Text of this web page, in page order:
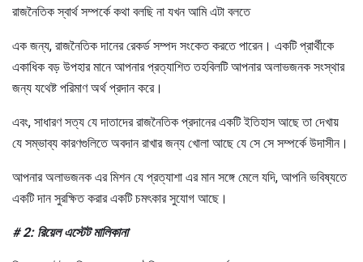
রাজনৈতিক স্বার্থ সম্পর্কে কথা বলছি না যখন আমি এটা বলতে
এক জন্য, রাজনৈতিক দানের রেকর্ড সম্পদ সংকেত করতে পারেন। একটি প্রার্থীকে
একাধিক বড় উপহার মানে আপনার প্রত্যাশিত তহবিলটি আপনার অলাভজনক সংস্থার
জন্য যথেষ্ট পরিমাণ অর্থ প্রদান করে।
এবং, সাধারণ সত্য যে দাতাদের রাজনৈতিক প্রদানের একটি ইতিহাস আছে তা দেখায়
যে সম্ভাব্য কারণগুলিতে অবদান রাখার জন্য খোলা আছে যে সে সে সম্পর্কে উদাসীন।
আপনার অলাভজনক এর মিশন যে প্রত্যাশা এর মান সঙ্গে মেলে যদি, আপনি ভবিষ্যতে
একটি দান সুরক্ষিত করার একটি চমৎকার সুযোগ আছে।
# 2: রিয়েল এস্টেট মালিকানা